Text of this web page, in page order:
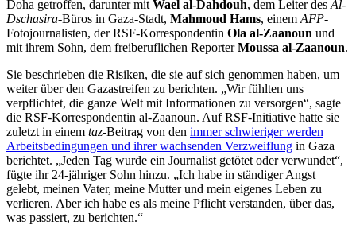
Doha getroffen, darunter mitWael al-Dahdouh, dem Leiter desAl-
Dschasira-Büros in Gaza-Stadt, Mahmoud Hams, einemAFP-
Fotojournalisten, der RSF-Korrespondentin Ola al-Zaanoun und
mit ihrem Sohn, dem freiberuflichen ReporterMoussa al-Zaanoun.
Sie beschrieben die Risiken, die sie auf sich genommen haben, um
weiter über den Gazastreifen zu berichten. „Wir fühlten uns
verpflichtet, die ganze Welt mit Informationen zu versorgen“, sagte
die RSF-Korrespondentin al-Zaanoun. Auf RSF-Initiative hatte sie
zuletzt in einem taz-Beitrag von den immer schwieriger werden
Arbeitsbedingungen und ihrer wachsenden Verzweiflung in Gaza
berichtet. „Jeden Tag wurde ein Journalist getötet oder verwundet“,
fügte ihr 24-jähriger Sohn hinzu. „Ich habe in ständiger Angst
gelebt, meinen Vater, meine Mutter und mein eigenes Leben zu
verlieren. Aber ich habe es als meine Pflicht verstanden, über das,
was passiert, zu berichten.“